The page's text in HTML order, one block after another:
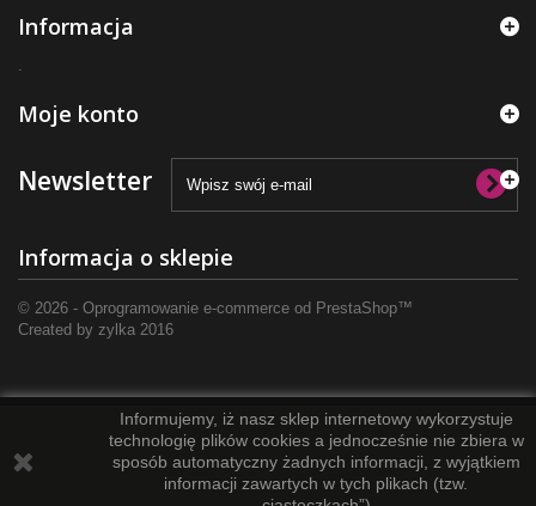
Informacja
.
© 2026 - Oprogramowanie e-commerce od PrestaShop™
Created by zylka 2016
Moje konto
Newsletter
Informacja o sklepie
Informujemy, iż nasz sklep internetowy wykorzystuje
technologię plików cookies a jednocześnie nie zbiera w
sposób automatyczny żadnych informacji, z wyjątkiem
informacji zawartych w tych plikach (tzw.